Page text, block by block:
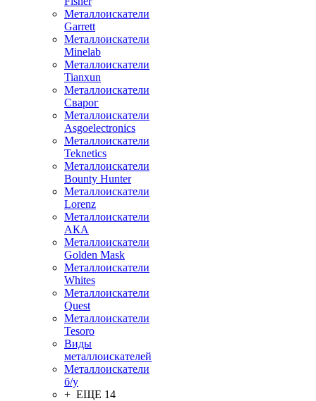
Металлоискатели
Garrett
Металлоискатели
Minelab
Металлоискатели
Tianxun
Металлоискатели
Сварог
Металлоискатели
Asgoelectronics
Металлоискатели
Teknetics
Металлоискатели
Bounty Hunter
Металлоискатели
Lorenz
Металлоискатели
АКА
Металлоискатели
Golden Mask
Металлоискатели
Whites
Металлоискатели
Quest
Металлоискатели
Tesoro
Виды
металлоискателей
Металлоискатели
б/у
+ ЕЩЕ 14